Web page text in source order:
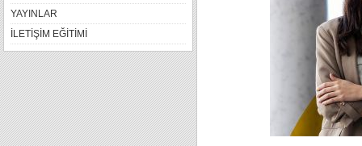
YAYINLAR
İLETİŞİM EĞİTİMİ